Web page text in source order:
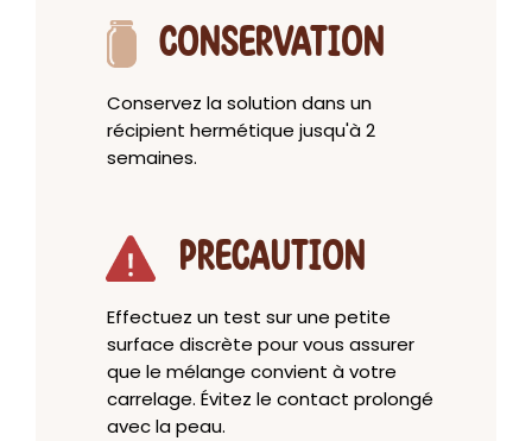
CONSERVATION
Conservez la solution dans un
récipient hermétique jusqu'à 2
semaines.
PRECAUTION
Effectuez un test sur une petite
surface discrète pour vous assurer
que le mélange convient à votre
carrelage. Évitez le contact prolongé
avec la peau.